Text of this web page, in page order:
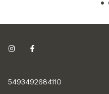
5493492684110